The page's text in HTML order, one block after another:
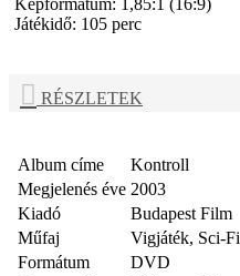
Játékidő: 105 perc
RÉSZLETEK
Album címe
Kontroll
Megjelenés éve 2003
Kiadó
Budapest Film
Műfaj
Vigjáték, Sci-Fi
Formátum
DVD